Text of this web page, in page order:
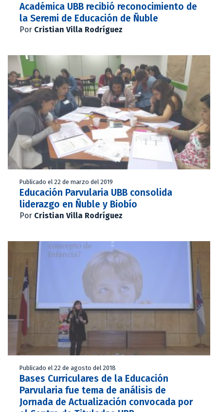
Académica UBB recibió reconocimiento de
la Seremi de Educación de Ñuble
Por Cristian Villa Rodríguez
Publicado el 22 de marzo del 2019
Educación Parvularia UBB consolida
liderazgo en Ñuble y Biobío
Por Cristian Villa Rodríguez
Publicado el 22 de agosto del 2018
Bases Curriculares de la Educación
Parvularia fue tema de análisis de
Jornada de Actualización convocada por